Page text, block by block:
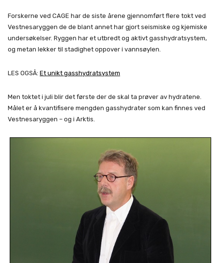
Forskerne ved CAGE har de siste årene gjennomført flere tokt ved
Vestnesaryggen de de blant annet har gjort seismiske og kjemiske
undersøkelser. Ryggen har et utbredt og aktivt gasshydratsystem,
og metan lekker til stadighet oppover i vannsøylen.
LES OGSÅ: Et unikt gasshydratsystem
Men toktet i juli blir det første der de skal ta prøver av hydratene.
Målet er å kvantifisere mengden gasshydrater som kan finnes ved
Vestnesaryggen – og i Arktis.